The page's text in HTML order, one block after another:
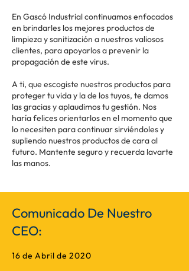
En Gascó Industrial continuamos enfocados
en brindarles los mejores productos de
limpieza y sanitización a nuestros valiosos
clientes, para apoyarlos a prevenir la
propagación de este virus.
A ti, que escogiste nuestros productos para
proteger tu vida y la de los tuyos, te damos
las gracias y aplaudimos tu gestión. Nos
haría felices orientarlos en el momento que
lo necesiten para continuar sirviéndoles y
supliendo nuestros productos de cara al
futuro. Mantente seguro y recuerda lavarte
las manos.
Comunicado De Nuestro
CEO:
16 de Abril de 2020